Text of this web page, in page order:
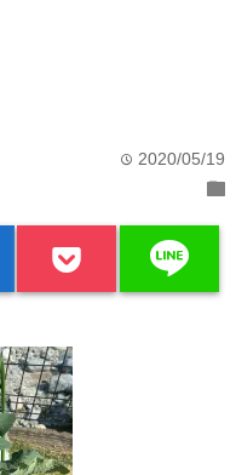
time 2020/05/19
folder
line